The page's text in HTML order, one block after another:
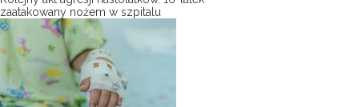
zaatakowany nożem w szpitalu